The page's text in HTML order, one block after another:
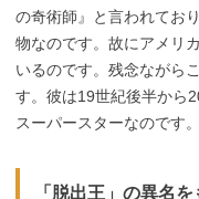
の奇術師』と言われてお
物なのです。故にアメリ
いるのです。残念ながら
す。彼は19世紀後半から
スーパースターなのです。
「脱出王」の異名を